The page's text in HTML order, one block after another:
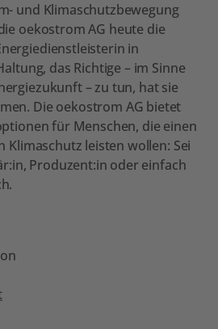
und Klimaschutzbewegung
oekostrom AG heute die
in
das Richtige – im Sinne
– zu tun, hat sie
Die oekostrom AG bietet
für Menschen, die einen
Klimaschutz leisten wollen: Sei
Produzent:in oder einfach